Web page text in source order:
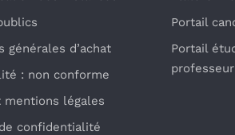
générales d’achat
: non conforme
mentions légales
confidentialité
Portail
Portail